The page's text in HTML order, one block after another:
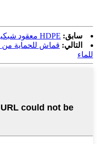
سابق: HDPE معقود شبكية بلاستيكية
التالي:
للماء